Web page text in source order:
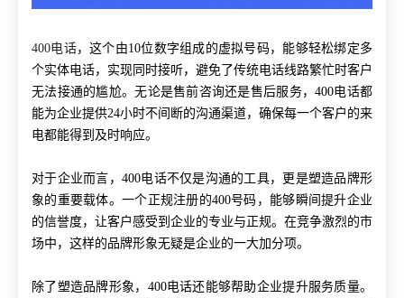
400电话，这个由10位数字组成的虚拟号码，能够轻松绑定多
个实体电话，实现同时接听，避免了传统电话线路繁忙时客户
无法接通的尴尬。无论是售前咨询还是售后服务，400电话都
能为企业提供24小时不间断的沟通渠道，确保每一个客户的来
电都能得到及时响应。
对于企业而言，400电话不仅是沟通的工具，更是塑造品牌形
象的重要载体。一个正规注册的400号码，能够瞬间提升企业
的信誉度，让客户感受到企业的专业与正规。在竞争激烈的市
场中，这样的品牌形象无疑是企业的一大加分项。
除了塑造品牌形象，400电话还能够帮助企业提升服务质量。